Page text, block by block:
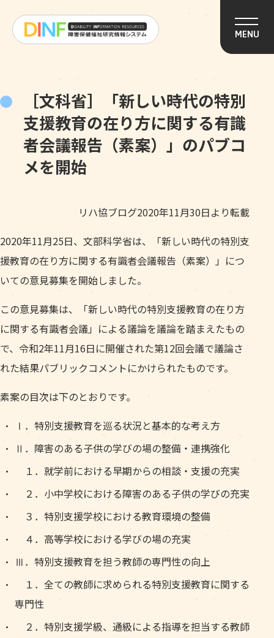
このページの本文へ移動
MENU
［文科省］「新しい時代の特別
支援教育の在り方に関する有識
者会議報告（素案）」のパブコ
メを開始
リハ協ブログ2020年11月30日より転載
2020年11月25日、文部科学省は、「新しい時代の特別支
援教育の在り方に関する有識者会議報告（素案）」につ
いての意見募集を開始しました。
この意見募集は、「新しい時代の特別支援教育の在り方
に関する有識者会議」による議論を議論を踏まえたもの
で、令和2年11月16日に開催された第12回会議で議論さ
れた結果パブリックコメントにかけられたものです。
素案の目次は下のとおりです。
Ⅰ．特別支援教育を巡る状況と基本的な考え方
Ⅱ．障害のある子供の学びの場の整備・連携強化
１．就学前における早期からの相談・支援の充実
２．小中学校における障害のある子供の学びの充実
３．特別支援学校における教育環境の整備
４．高等学校における学びの場の充実
Ⅲ．特別支援教育を担う教師の専門性の向上
１．全ての教師に求められる特別支援教育に関する
専門性
２．特別支援学級、通級による指導を担当する教師